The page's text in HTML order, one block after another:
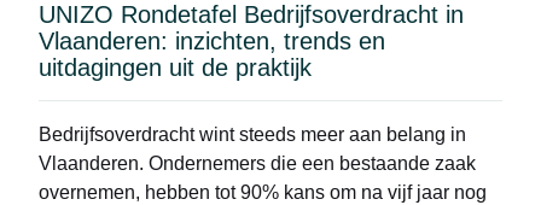
UNIZO Rondetafel Bedrijfsoverdracht in
Vlaanderen: inzichten, trends en
uitdagingen uit de praktijk
Bedrijfsoverdracht wint steeds meer aan belang in
Vlaanderen. Ondernemers die een bestaande zaak
overnemen, hebben tot 90% kans om na vijf jaar nog